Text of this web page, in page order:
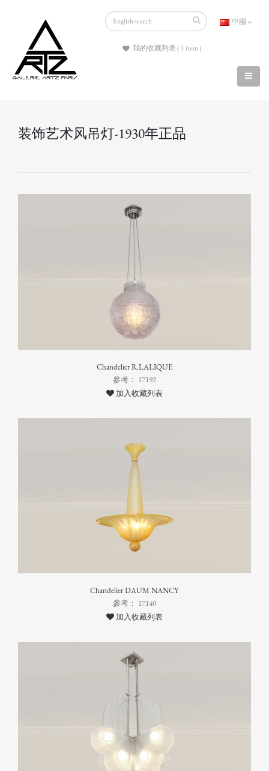
中國
我的收藏列表 ( 1 item )
装饰艺术风吊灯-1930年正品
Chandelier R.LALIQUE
參考： 17192
加入收藏列表
Chandelier DAUM NANCY
參考： 17140
加入收藏列表